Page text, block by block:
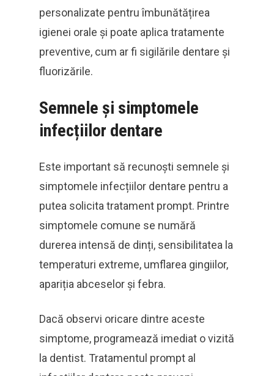
personalizate pentru îmbunătățirea
igienei orale și poate aplica tratamente
preventive, cum ar fi sigilările dentare și
fluorizările.
Semnele și simptomele
infecțiilor dentare
Este important să recunoști semnele și
simptomele infecțiilor dentare pentru a
putea solicita tratament prompt. Printre
simptomele comune se numără
durerea intensă de dinți, sensibilitatea la
temperaturi extreme, umflarea gingiilor,
apariția abceselor și febra.
Dacă observi oricare dintre aceste
simptome, programează imediat o vizită
la dentist. Tratamentul prompt al